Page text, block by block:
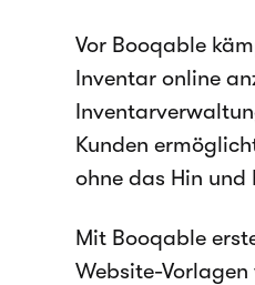
Vor Booqable
Inventar online
Kunden
ohne das Hin und
Mit Booqable
Website-